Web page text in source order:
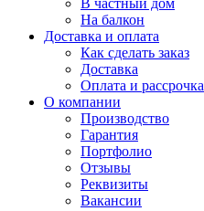
В частный дом
На балкон
Доставка и оплата
Как сделать заказ
Доставка
Оплата и рассрочка
О компании
Производство
Гарантия
Портфолио
Отзывы
Реквизиты
Вакансии